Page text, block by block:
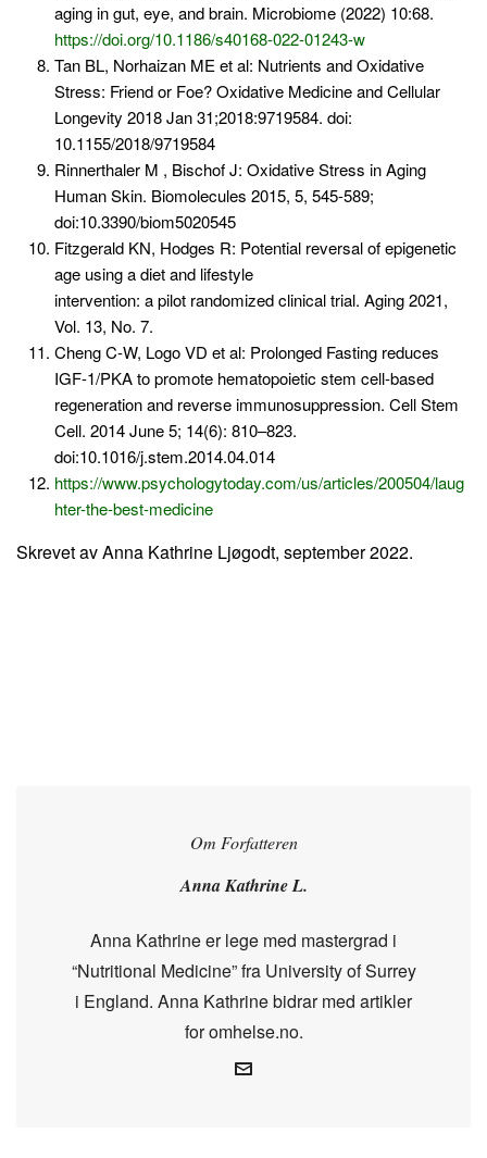
aging in gut, eye, and brain. Microbiome (2022) 10:68.
https://doi.org/10.1186/s40168-022-01243-w
Tan BL, Norhaizan ME et al: Nutrients and Oxidative
Stress: Friend or Foe? Oxidative Medicine and Cellular
Longevity 2018 Jan 31;2018:9719584. doi:
10.1155/2018/9719584
Rinnerthaler M , Bischof J: Oxidative Stress in Aging
Human Skin. Biomolecules 2015, 5, 545-589;
doi:10.3390/biom5020545
Fitzgerald KN, Hodges R: Potential reversal of epigenetic
age using a diet and lifestyle
intervention: a pilot randomized clinical trial. Aging 2021,
Vol. 13, No. 7.
Cheng C-W, Logo VD et al: Prolonged Fasting reduces
IGF-1/PKA to promote hematopoietic stem cell-based
regeneration and reverse immunosuppression. Cell Stem
Cell. 2014 June 5; 14(6): 810–823.
doi:10.1016/j.stem.2014.04.014
https://www.psychologytoday.com/us/articles/200504/laug
hter-the-best-medicine
Skrevet av Anna Kathrine Ljøgodt, september 2022.
Om Forfatteren
Anna Kathrine L.
Anna Kathrine er lege med mastergrad i
“Nutritional Medicine” fra University of Surrey
i England. Anna Kathrine bidrar med artikler
for omhelse.no.